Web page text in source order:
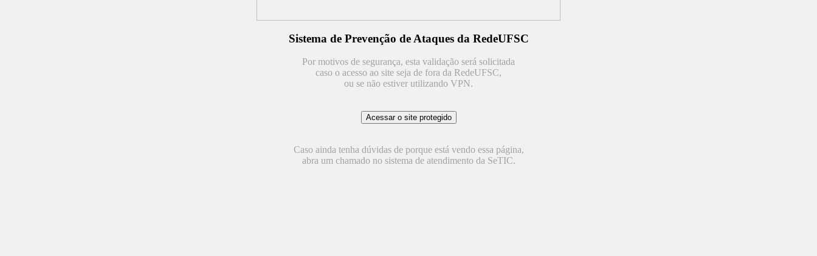
Sistema de Prevenção de Ataques da RedeUFSC
Por motivos de segurança, esta validação será solicitada
caso o acesso ao site seja de fora da RedeUFSC,
ou se não estiver utilizando VPN.
Caso ainda tenha dúvidas de porque está vendo essa página,
abra um chamado no sistema de atendimento da SeTIC.